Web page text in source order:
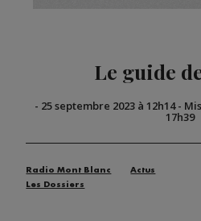
Le guide
- 25 septembre 2023 à 12h14-
17h39
Radio Mont Blanc
Actus
Les Dossiers